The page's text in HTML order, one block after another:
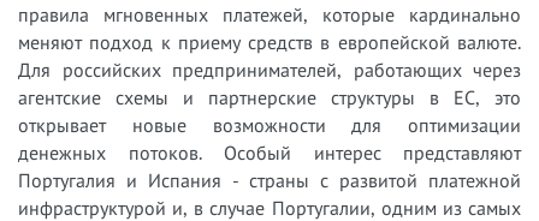
правила мгновенных платежей, которые кардинально
меняют подход к приему средств в европейской валюте.
Для российских предпринимателей, работающих через
агентские схемы и партнерские структуры в ЕС, это
открывает новые возможности для оптимизации
денежных потоков. Особый интерес представляют
Португалия и Испания - страны с развитой платежной
инфраструктурой и, в случае Португалии, одним из самых